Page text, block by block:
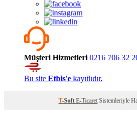
Müşteri Hizmetleri 0216 706 32
Bu site Etbis'e kayıtlıdır.
T-Soft E-Ticaret Sistemleriyle